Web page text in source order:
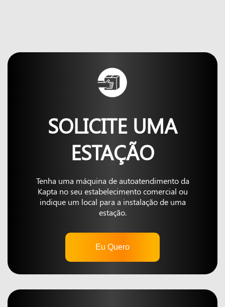
SOLICITE UMA
ESTAÇÃO
Tenha uma máquina de autoatendimento da
Kapta no seu estabelecimento comercial ou
indique um local para a instalação de uma
estação.
Eu Quero